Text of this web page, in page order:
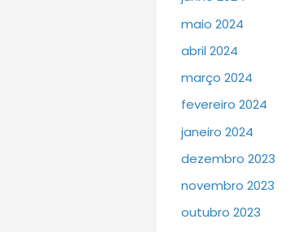
maio 2024
abril 2024
março 2024
fevereiro 2024
janeiro 2024
dezembro 2023
novembro 2023
outubro 2023